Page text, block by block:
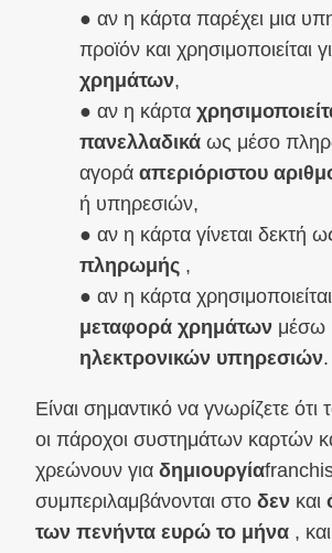
● αν η κάρτα παρέχει μια
προϊόν και χρησιμοποιείται
χρημάτων,
● αν η κάρτα
πανελλαδικά ως μέσο
αγορά απεριόριστου
ή υπηρεσιών,
● αν η κάρτα γίνεται δεκτή
πληρωμής ,
● αν η κάρτα
μεταφορά χρημάτων μέσω
ηλεκτρονικών υπηρεσιών.
Είναι σημαντικό να γνωρίζετε ότι
οι πάροχοι συστημάτων καρτών
χρεώνουν για δημιουργία
συμπεριλαμβάνονται στο δεν και
των πενήντα ευρώ το μήνα ,